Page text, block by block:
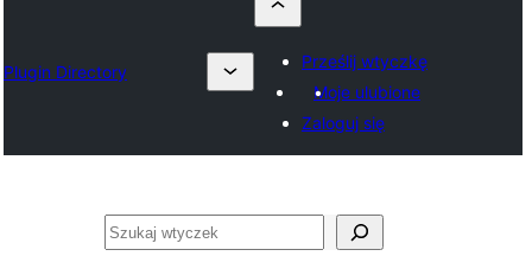
Plugin Directory
Prześlij wtyczkę
Moje ulubione
Zaloguj się
Szukaj